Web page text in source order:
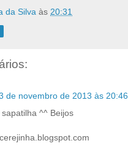
da Silva às 20:31
de novembro de 2013 às 20:46
^^ Beijos